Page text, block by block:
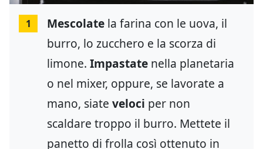
1 Mescolate la farina con le uova, il
burro, lo zucchero e la scorza di
limone. Impastate nella planetaria
o nel mixer, oppure, se lavorate a
mano, siate veloci per non
scaldare troppo il burro. Mettete il
panetto di frolla così ottenuto in